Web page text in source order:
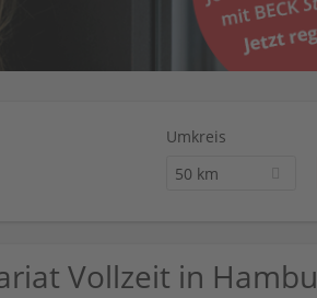
Umkreis
50 km
Vollzeit in